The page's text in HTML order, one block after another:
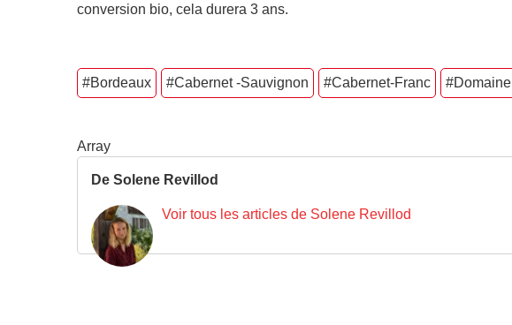
conversion bio, cela durera 3 ans.
#Bordeaux #Cabernet -Sauvignon #Cabernet-Franc #Domaine
Array
De Solene Revillod
Voir tous les articles de Solene Revillod